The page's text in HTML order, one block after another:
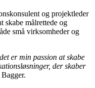
og projektleder
skabe målrettede og
små virksomheder og
er min passion at skabe
der skaber